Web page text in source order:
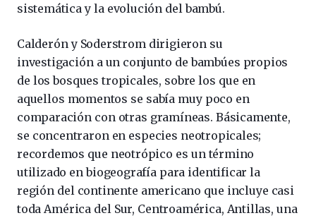
sistemática y la evolución del bambú.
Calderón y Soderstrom dirigieron su
investigación a un conjunto de bambúes propios
de los bosques tropicales, sobre los que en
aquellos momentos se sabía muy poco en
comparación con otras gramíneas. Básicamente,
se concentraron en especies neotropicales;
recordemos que neotrópico es un término
utilizado en biogeografía para identificar la
región del continente americano que incluye casi
toda América del Sur, Centroamérica, Antillas, una